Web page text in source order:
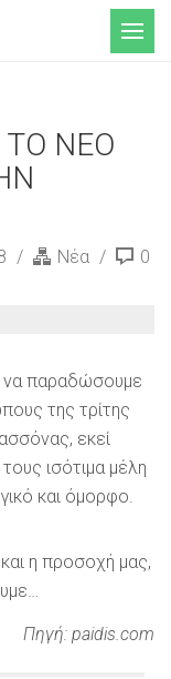
Μενού
ΤΟ ΝΕΟ
Νέα 0
να παραδώσουμε
της τρίτης
εκεί
ισότιμα μέλη
και όμορφο.
η προσοχή μας,
Πηγή: paidis.com